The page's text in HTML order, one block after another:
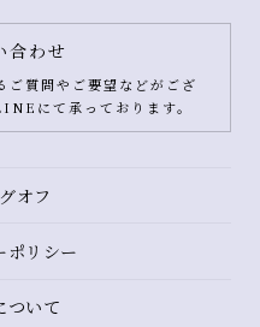
合わせ
ご質問やご要望などがござ
にて承っております。
オフ
ポリシー
ついて